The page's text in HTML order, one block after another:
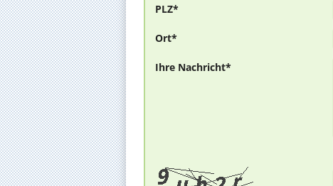
PLZ*
Ort*
Ihre Nachricht*